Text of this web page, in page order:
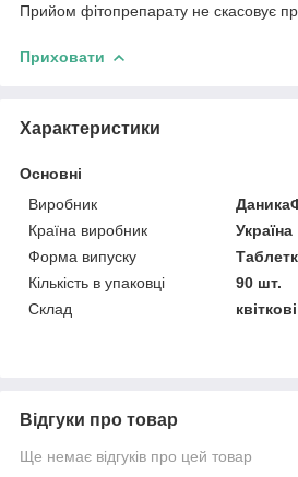
Прийом фітопрепарату не скасовує
Приховати
Характеристики
Основні
Виробник
Країна виробник
Україна
Форма випуску
Кількість в упаковці
90 шт.
Склад
Відгуки про товар
Ще немає відгуків про цей товар